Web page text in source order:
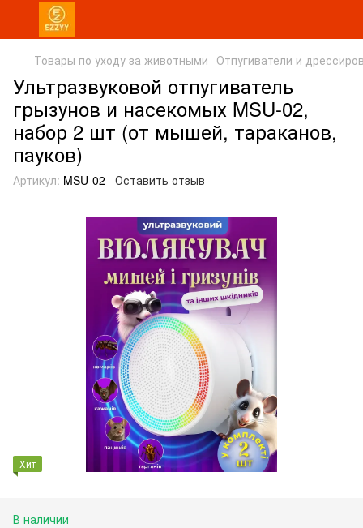
Товары по уходу за животными Отпугиватели и
Ультразвуковой отпугиватель
грызунов и насекомых MSU-02,
набор 2 шт (от мышей, тараканов,
пауков)
Артикул: MSU-02 Оставить отзыв
Хит
В наличии